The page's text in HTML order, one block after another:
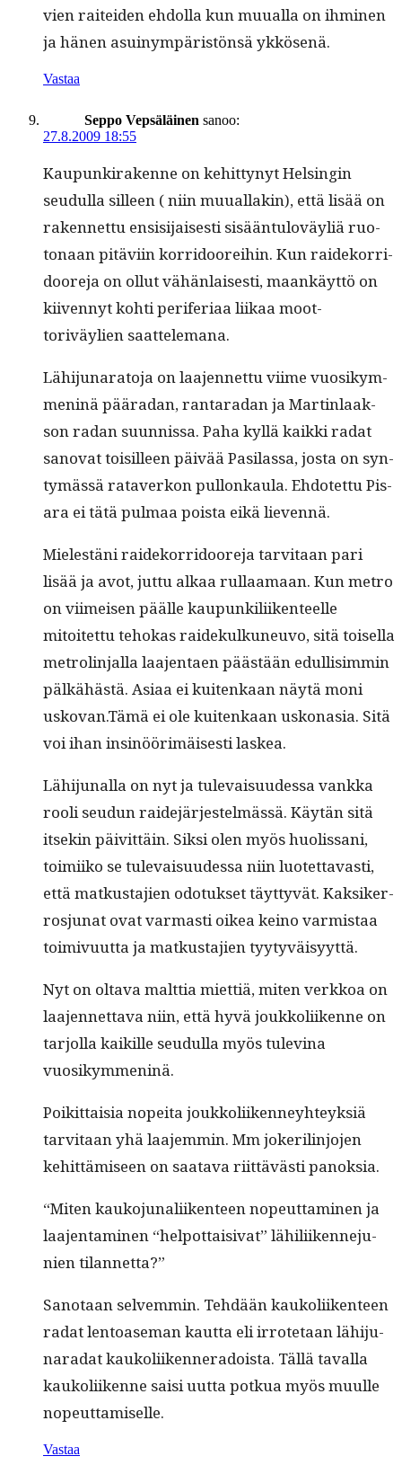
vien raitei­den ehdol­la kun muual­la on ihmi­nen
ja hänen asuinympäristön­sä ykkösenä.
Vastaa
Seppo Vepsäläinen sanoo:
27.8.2009 18:55
Kaupunki­rakenne on kehit­tynyt Helsin­gin
seudul­la silleen ( niin muual­lakin), että lisää on
raken­net­tu ensisi­jais­es­ti sisään­tuloväyliä ruo­
ton­aan pitävi­in kor­ri­door­ei­hin. Kun raideko­r­ri­
doore­ja on ollut vähän­lais­es­ti, maankäyt­tö on
kiiven­nyt kohti per­ife­ri­aa liikaa moot­
toriväylien saattelemana.
Lähi­ju­nara­to­ja on laa­jen­net­tu viime vuosikym­
meninä pääradan, rantaradan ja Mar­tin­laak­
son radan suun­nis­sa. Paha kyl­lä kaik­ki radat
sanovat toisilleen päivää Pasi­las­sa, jos­ta on syn­
tymässä rataverkon pul­lonkaula. Ehdotet­tu Pis­
ara ei tätä pul­maa poista eikä lievennä.
Mielestäni raideko­r­ri­doore­ja tarvi­taan pari
lisää ja avot, jut­tu alkaa rul­laa­maan. Kun metro
on viimeisen päälle kaupunkili­iken­teelle
mitoitet­tu tehokas raidekulkuneu­vo, sitä toisel­la
metrolin­jal­la laa­jen­taen päästään edullisim­min
pälkähästä. Asi­aa ei kuitenkaan näytä moni
uskovan.Tämä ei ole kuitenkaan uskona­sia. Sitä
voi ihan insinöörimäis­es­ti laskea.
Lähi­ju­nal­la on nyt ja tule­vaisu­udessa vank­ka
rooli seudun raide­jär­jestelmässä. Käytän sitä
itsekin päivit­täin. Sik­si olen myös huolis­sani,
toimi­iko se tule­vaisu­udessa niin luotet­tavasti,
että matkus­ta­jien odotuk­set täyt­tyvät. Kak­sik­er­
rosju­nat ovat var­masti oikea keino varmis­taa
toimivu­ut­ta ja matkus­ta­jien tyytyväisyyttä.
Nyt on olta­va malt­tia miet­tiä, miten verkkoa on
laa­jen­net­ta­va niin, että hyvä joukkoli­ikenne on
tar­jol­la kaikille seudul­la myös tulev­ina
vuosikymmeninä.
Poikit­taisia nopei­ta joukkoli­iken­ney­hteyk­siä
tarvi­taan yhä laa­jem­min. Mm jok­er­il­in­jo­jen
kehit­tämiseen on saata­va riit­tävästi panoksia.
“Miten kauko­ju­nali­iken­teen nopeut­ta­mi­nen ja
laa­jen­t­a­mi­nen “helpot­taisi­vat” lähili­iken­neju­
nien tilannetta?”
San­o­taan selvem­min. Tehdään kaukoli­iken­teen
radat lentoase­man kaut­ta eli irrote­taan lähi­ju­
nara­dat kaukoli­iken­ner­adoista. Täl­lä taval­la
kaukoli­ikenne saisi uut­ta potkua myös muulle
nopeuttamiselle.
Vastaa